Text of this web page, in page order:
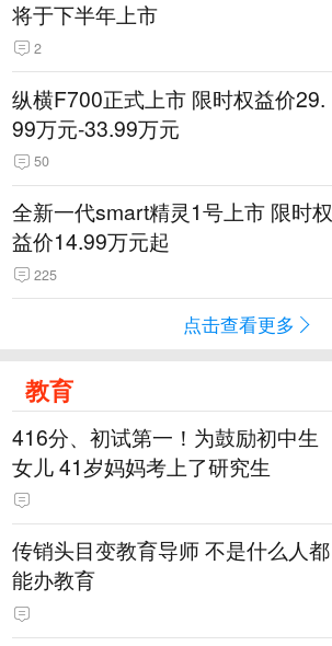
将于下半年上市
2
纵横F700正式上市 限时权益价29.
99万元-33.99万元
50
全新一代smart精灵1号上市 限时权
益价14.99万元起
225
点击查看更多
教育
416分、初试第一！为鼓励初中生
女儿 41岁妈妈考上了研究生
传销头目变教育导师 不是什么人都
能办教育